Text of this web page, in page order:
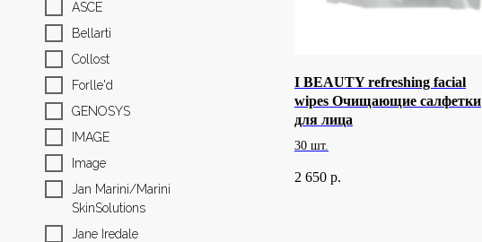
ASCE
Bellarti
Collost
Forlle'd
GENOSYS
IMAGE
Image
Jan Marini/Marini
SkinSolutions
Jane Iredale
I BEAUTY refreshing facial
wipes Очищающие салфетки
для лица
30 шт.
2 650 р.